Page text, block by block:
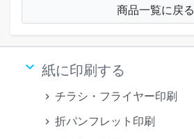
商品一覧に戻る
keyboard_arrow_down 紙に印刷する
チラシ・フライヤー印刷
折パンフレット印刷